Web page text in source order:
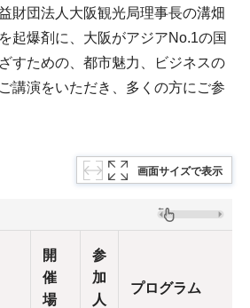
財団法人大阪観光局理事長の溝畑
起爆剤に、大阪がアジアNo.1の国
すための、都市魅力、ビジネスの
講演をいただき、多くの方にご参
画面サイズで表示
開
催
場
参
加
人
プログラム